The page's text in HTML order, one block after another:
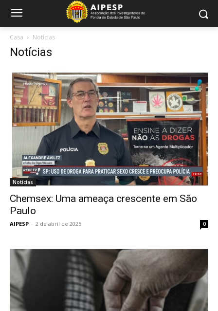
Casa Notícias
Notícias
Notícias
Chemsex: Uma ameaça crescente em São
Paulo
AIPESP - 2 de abril de 2025 0